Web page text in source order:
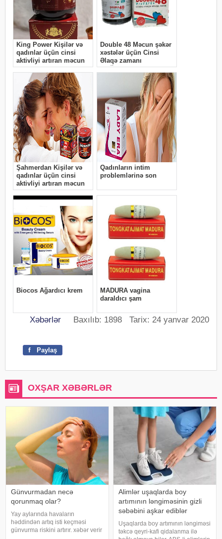
Xəbərlər Baxılıb: 1898 Tarix: 24 yanvar 2020
f Paylaş
OXŞAR XƏBƏRLƏR
Günvurmadan necə
qorunmaq olar?
Yay aylarında havaların
həddindən artıq isti keçməsi
günvurma riskini artırır. xəbər verir
Alimlər uşaqlarda boy
artımının ləngiməsinin gizli
səbəbini aşkar ediblər
Uşaqlarda boy artımının ləngiməsi
təkcə qeyri-kafi qidalanma ilə